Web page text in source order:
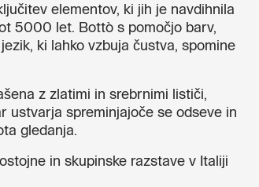
elementov, ki jih je navdihnila
5000 let. Bottò s pomočjo barv,
ki lahko vzbuja čustva, spomine
z zlatimi in srebrnimi lističi,
ustvarja spreminjajoče se odseve in
gledanja.
in skupinske razstave v Italiji